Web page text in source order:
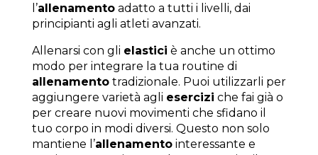
l’allenamentoadatto a tutti i livelli, dai
principianti agli atleti avanzati.
Allenarsi con gli elastici è anche un ottimo
modo per integrare la tua routine di
allenamentotradizionale. Puoi utilizzarli per
aggiungere varietà agli esercizi che fai già o
per creare nuovi movimenti che sfidano il
tuo corpo in modi diversi. Questo non solo
mantiene l’allenamentointeressante e